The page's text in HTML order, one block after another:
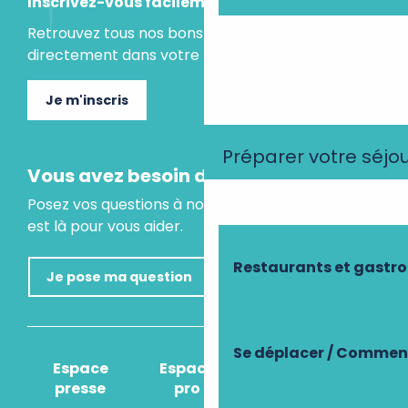
Préparer votre
Restaurants et
Se déplacer /
Retrouvez tous nos bons plans et idées séjours
directement dans votre boite mail.
Je m'inscris
Vous avez besoin d'un conseil ?
Posez vos questions à notre assistant virtuel, il
est là pour vous aider.
Je pose ma question
Espace
presse
Espace
pro
Comment venir